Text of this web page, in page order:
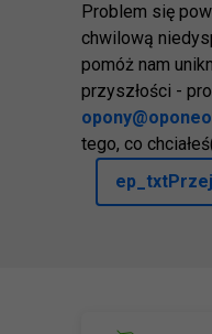
Problem się
chwilową
pomóż nam
przyszłości -
tego, co